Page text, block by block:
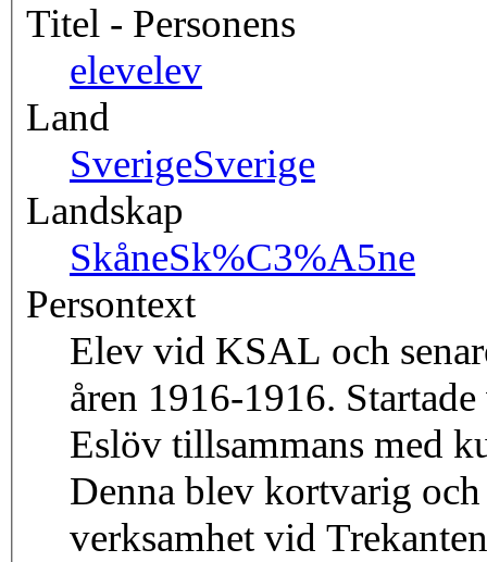
Titel - Personens
elevelev
Land
SverigeSverige
Landskap
SkåneSk%C3%A5ne
Persontext
Elev vid KSAL och
åren 1916-1916.
Eslöv tillsammans med
Denna blev kortvarig
verksamhet vid